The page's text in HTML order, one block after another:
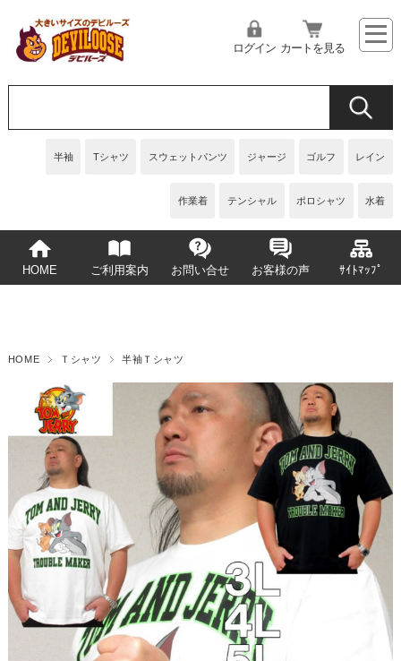
半袖 Tシャツ スウェットパンツ ジャージ ゴルフ レイン
作業着 テンシャル ポロシャツ 水着
ログイン カートを見る
HOME ご利用案内 お問い合せ お客様の声 ｻｲﾄﾏｯﾌﾟ
HOME Ｔシャツ 半袖Ｔシャツ